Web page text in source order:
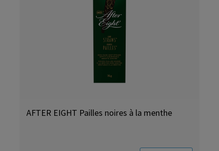
AFTER EIGHT Pailles noires à la menthe